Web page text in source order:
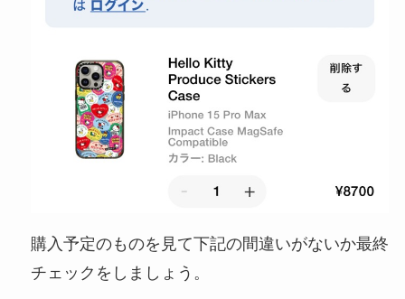
購入予定のものを見て下記の間違いがないか最終
チェックをしましょう。